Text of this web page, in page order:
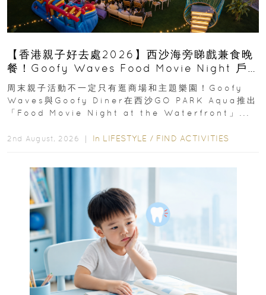
【香港親子好去處2026】西沙海旁睇戲兼食晚
餐！Goofy Waves Food Movie Night 戶
外影院逢週末登場
周末親子活動不一定只有逛商場和主題樂園！Goofy
Waves與Goofy Diner在西沙GO PARK Aqua推出
「Food Movie Night at the Waterfront」...
2nd August, 2026 ｜ In LIFESTYLE / FIND ACTIVITIES